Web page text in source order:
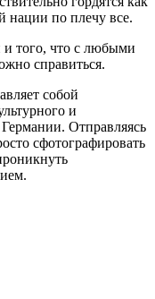
нации по плечу все.
того, что с любыми
справиться.
собой
и
Отправляясь
сфотографировать